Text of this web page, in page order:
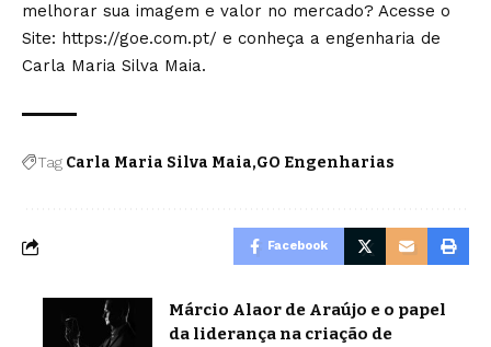
melhorar sua imagem e valor no mercado? Acesse o
Site: https://goe.com.pt/ e conheça a engenharia de
Carla Maria Silva Maia.
Tag Carla Maria Silva Maia GO Engenharias
Facebook
Márcio Alaor de Araújo e o papel
da liderança na criação de